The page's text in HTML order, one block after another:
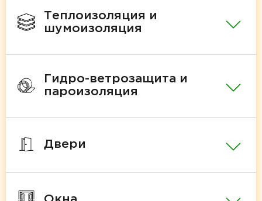
Теплоизоляция и
шумоизоляция
Гидро-ветрозащита и
пароизоляция
Двери